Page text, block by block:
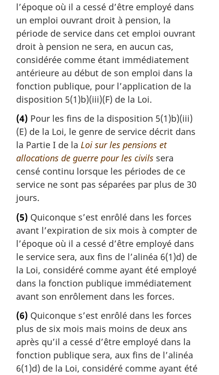
l’époque où il a cessé d’être employé dans
un emploi ouvrant droit à pension, la
période de service dans cet emploi ouvrant
droit à pension ne sera, en aucun cas,
considérée comme étant immédiatement
antérieure au début de son emploi dans la
fonction publique, pour l’application de la
disposition 5(1)b)(iii)(F) de la Loi.
(4) Pour les fins de la disposition 5(1)b)(iii)
(E) de la Loi, le genre de service décrit dans
la Partie I de la Loi sur les pensions et
allocations de guerre pour les civils sera
censé continu lorsque les périodes de ce
service ne sont pas séparées par plus de 30
jours.
(5) Quiconque s’est enrôlé dans les forces
avant l’expiration de six mois à compter de
l’époque où il a cessé d’être employé dans
le service sera, aux fins de l’alinéa 6(1)d) de
la Loi, considéré comme ayant été employé
dans la fonction publique immédiatement
avant son enrôlement dans les forces.
(6) Quiconque s’est enrôlé dans les forces
plus de six mois mais moins de deux ans
après qu’il a cessé d’être employé dans la
fonction publique sera, aux fins de l’alinéa
6(1)d) de la Loi, considéré comme ayant été